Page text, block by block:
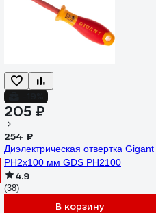
205 ₽
254 ₽
Диэлектрическая отвертка Gigant
PH2x100 мм GDS PH2100
4.9
(38)
В корзину